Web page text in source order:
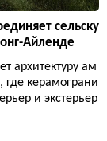
сельску
Айленде
архитектуру ам
где керамограни
и экстерьер